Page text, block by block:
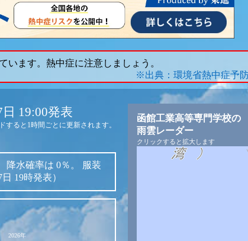
います。熱中症に注意しましょう。
※出典：環境省熱中症予
19:00発表
すると1時間ごとに更新されます。
降水確率は 0％。
服装
日 19時発表）
2026年
函館工業高等専門学校の
雨雲レーダー
クリックすると拡大します